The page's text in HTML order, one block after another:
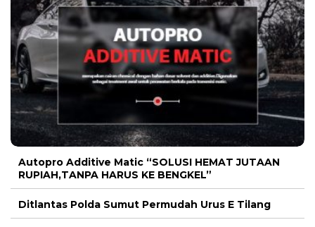
Autopro Additive Matic “SOLUSI HEMAT JUTAAN
RUPIAH,TANPA HARUS KE BENGKEL”
Ditlantas Polda Sumut Permudah Urus E Tilang